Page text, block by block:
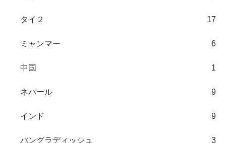
タイ２ 17
ミャンマー 6
中国 1
ネパール 9
インド 9
バングラディッシュ 3